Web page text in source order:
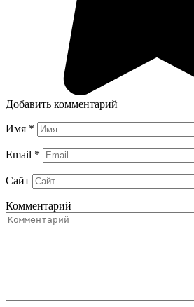
Добавить комментарий
Имя *
Email *
Сайт
Комментарий